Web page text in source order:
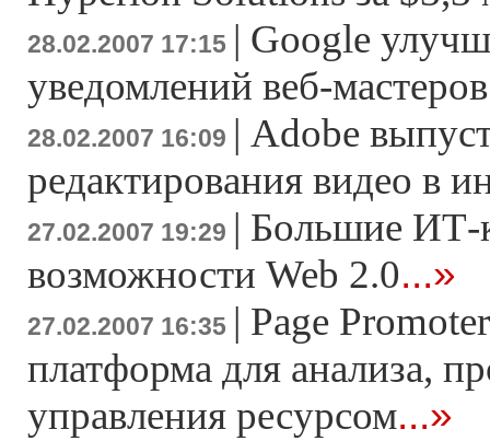
28.02.2007 17:15 | Google
уведомлений веб-мастеров
28.02.2007 16:09 | Adobe
редактирования видео в
27.02.2007 19:29 | Большие ИТ-
возможности Web 2.0...»
27.02.2007 16:35 | Page
платформа для анализа,
управления ресурсом...»